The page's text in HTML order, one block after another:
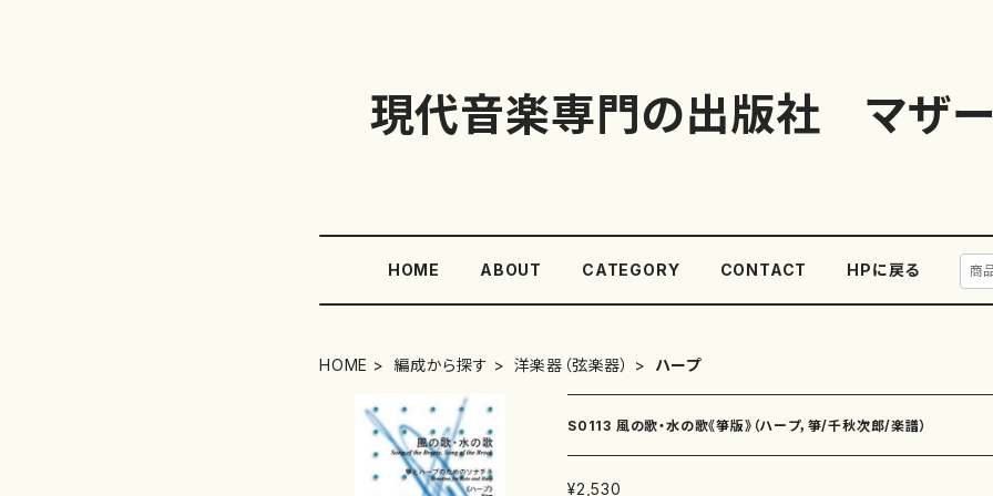
現代音楽専門の出版社 マザ
HOME ABOUT CATEGORY CONTACT HPに戻る
HOME 編成から探す 洋楽器（弦楽器） ハープ
S0113 風の歌・水の歌《箏版》（ハープ，箏/千秋次郎/楽譜）
¥2,530